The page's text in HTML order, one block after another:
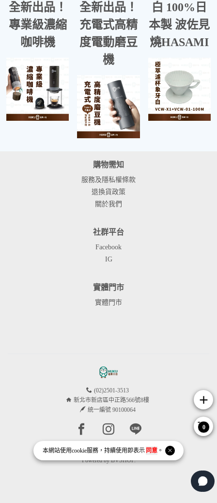
本網站使用cookie服務，持續使用即表示 同意。
全新出品！
專業級濃縮
咖啡機
全新出品！
充電式高精
度電動磨豆
機
白 100%日
本製 波佐見
燒HASAMI
購物需知
服務及隱私權條款
退換貨政策
關於我們
社群平台
Facebook
IG
實體門市
實體門市
(02)2501-3513
新北市新店區中正路566號8樓
統一編號 90100064
Facebook page
Instagram page
Line page
Copyright © 2026 福庫大地HUKU All Rights Reserved.
Powered byBVSHOP.
add
0